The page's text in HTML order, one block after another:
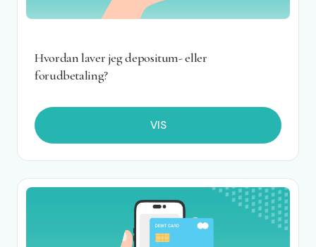
Hvordan laver jeg depositum- eller
forudbetaling?
VIS